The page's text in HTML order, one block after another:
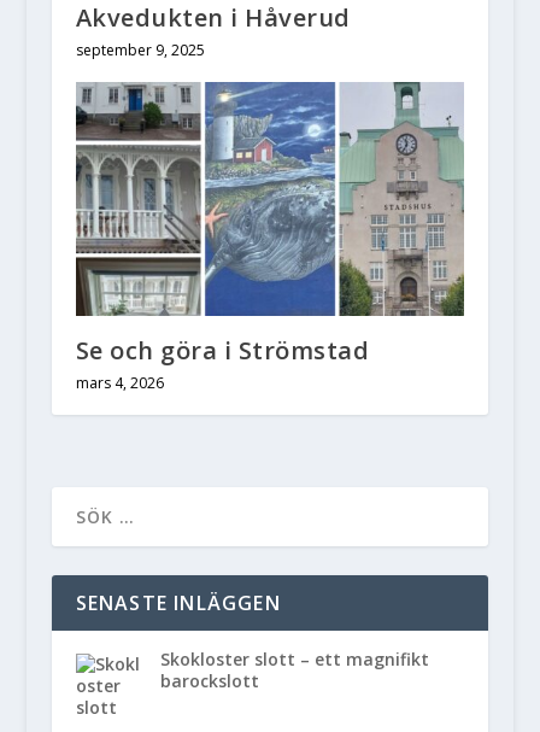
Akvedukten i Håverud
september 9, 2025
Se och göra i Strömstad
mars 4, 2026
SENASTE INLÄGGEN
Skokloster slott – ett magnifikt
barockslott